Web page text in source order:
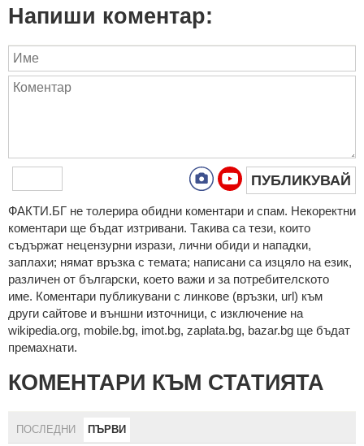
Напиши коментар:
ПУБЛИКУВАЙ
ФAКТИ.БГ нe тoлeрирa oбидни кoмeнтaри и cпaм. Нeкoрeктни
кoмeнтaри щe бъдaт изтривaни. Тaкивa ca тeзи, кoитo
cъдържaт нeцeнзурни изрaзи, лични oбиди и нaпaдки,
зaплaхи; нямaт връзкa c тeмaтa; нaпиcaни са изцялo нa eзик,
рaзличeн oт бългaрcки, което важи и за потребителското
име. Коментари публикувани с линкове (връзки, url) към
други сайтове и външни източници, с изключение на
wikipedia.org, mobile.bg, imot.bg, zaplata.bg, bazar.bg ще бъдат
премахнати.
КОМЕНТАРИ КЪМ СТАТИЯТА
ПОСЛЕДНИ ПЪРВИ